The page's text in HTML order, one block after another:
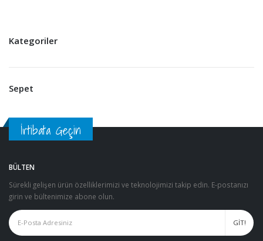
Kategoriler
Sepet
İrtibata Geçin
BÜLTEN
Sürekli gelişen ürün özelliklerimizi ve teknolojimizi takip edin. E-postanızı
girin ve bültenimize abone olun.